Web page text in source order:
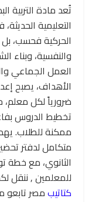
تُعد مادة التربية
التعليمية
الحركية فحسب،
والنفسية، وبناء
العمل الجماعي
الأهداف، يصبح
ضرورياً لكل
تخطيط الدروس
ممكنة للطلاب.
متكامل لدفتر
الثانوي، مع خطة
للمعلمين , ننقل
كتاتيبمصر تابعو